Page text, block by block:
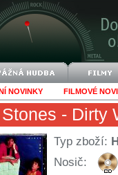
NOVINKY FILMOVÉ
- Dirty
Typ zboží:
Nosič: